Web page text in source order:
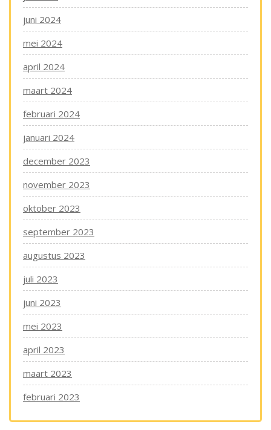
juni 2024
mei 2024
april 2024
maart 2024
februari 2024
januari 2024
december 2023
november 2023
oktober 2023
september 2023
augustus 2023
juli 2023
juni 2023
mei 2023
april 2023
maart 2023
februari 2023